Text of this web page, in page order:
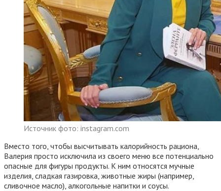
Источник фото: instagram.com
Вместо того, чтобы высчитывать калорийность рациона,
Валерия просто исключила из своего меню все потенциально
опасные для фигуры продукты. К ним относятся мучные
изделия, сладкая газировка, животные жиры (например,
сливочное масло), алкогольные напитки и соусы.